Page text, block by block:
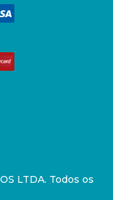
LTDA. Todos os